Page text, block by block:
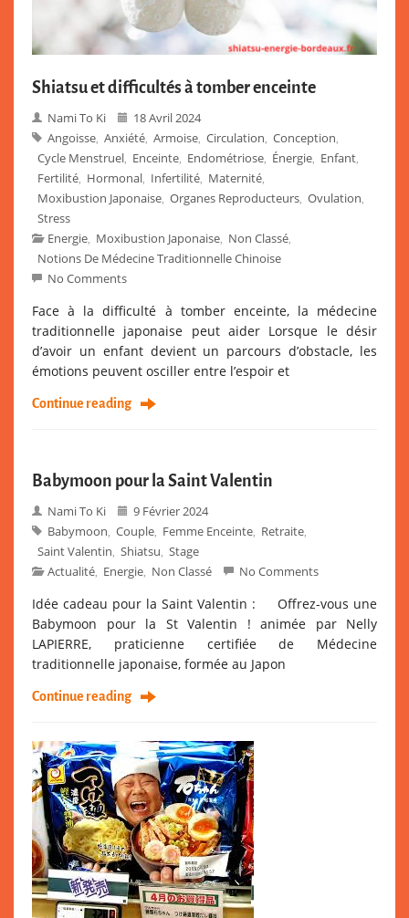
Shiatsu et difficultés à tomber enceinte
Nami To Ki
18 Avril 2024
Angoisse Anxiété Armoise Circulation Conception
Cycle Menstruel Enceinte Endométriose Énergie Enfant
Fertilité Hormonal Infertilité Maternité
Moxibustion Japonaise Organes Reproducteurs Ovulation
Stress
Energie Moxibustion Japonaise Non Classé
Notions De Médecine Traditionnelle Chinoise
No Comments
Face à la difficulté à tomber enceinte, la médecine
traditionnelle japonaise peut aider Lorsque le désir
d’avoir un enfant devient un parcours d’obstacle, les
émotions peuvent osciller entre l’espoir et
Continue reading
Babymoon pour la Saint Valentin
Nami To Ki
9 Février 2024
Babymoon Couple Femme Enceinte Retraite
Saint Valentin Shiatsu Stage
Actualité Energie Non Classé No Comments
Idée cadeau pour la Saint Valentin : Offrez-vous une
Babymoon pour la St Valentin ! animée par Nelly
LAPIERRE, praticienne certifiée de Médecine
traditionnelle japonaise, formée au Japon
Continue reading